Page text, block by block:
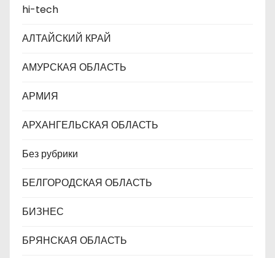
п
и
с
я
м
hi-tech
АЛТАЙСКИЙ КРАЙ
АМУРСКАЯ ОБЛАСТЬ
АРМИЯ
АРХАНГЕЛЬСКАЯ ОБЛАСТЬ
Без рубрики
БЕЛГОРОДСКАЯ ОБЛАСТЬ
БИЗНЕС
БРЯНСКАЯ ОБЛАСТЬ